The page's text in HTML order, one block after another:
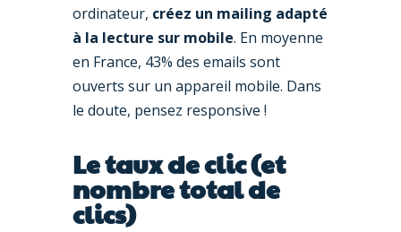
ordinateur, créez un mailing adapté
à la lecture sur mobile. En moyenne
en France, 43% des emails sont
ouverts sur un appareil mobile. Dans
le doute, pensez responsive !
Le taux de clic (et
nombre total de
clics)